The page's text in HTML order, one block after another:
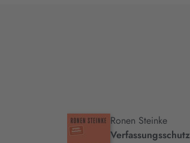
Ronen Steinke
Verfassungsschutz